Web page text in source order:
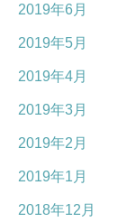
2019年6月
2019年5月
2019年4月
2019年3月
2019年2月
2019年1月
2018年12月